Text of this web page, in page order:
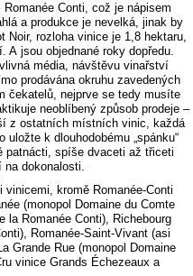
Conti, což je nápisem
a produkce je nevelká, jinak by
Noir, rozloha vinice je 1,8 hektaru,
A jsou objednané roky dopředu.
média, návštěvu vinařství
prodávána okruhu zavedených
čekatelů, nejprve se tedy musíte
neoblíbený způsob prodeje –
z ostatních místních vinic, každá
k dlouhodobému „spánku“
patnácti, spíše dvaceti až třiceti
dokonalosti.
kromě Romanée-Conti
(monopol Domaine du Comte
la Romanée Conti), Richebourg
Romanée-Saint-Vivant (asi
Grande Rue (monopol Domaine
vinice Grands Échezeaux a